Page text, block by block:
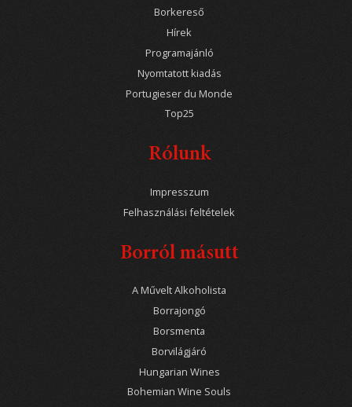
Borkereső
Hírek
Programajánló
Nyomtatott kiadás
Portugieser du Monde
Top25
Rólunk
Impresszum
Felhasználási feltételek
Borról másutt
A Művelt Alkoholista
Borrajongó
Borsmenta
Borvilágjáró
Hungarian Wines
Bohemian Wine Souls